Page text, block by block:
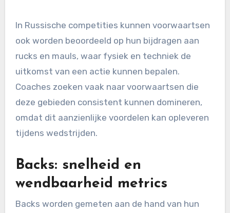
In Russische competities kunnen voorwaartsen
ook worden beoordeeld op hun bijdragen aan
rucks en mauls, waar fysiek en techniek de
uitkomst van een actie kunnen bepalen.
Coaches zoeken vaak naar voorwaartsen die
deze gebieden consistent kunnen domineren,
omdat dit aanzienlijke voordelen kan opleveren
tijdens wedstrijden.
Backs: snelheid en
wendbaarheid metrics
Backs worden gemeten aan de hand van hun